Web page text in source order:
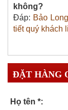
không?
Đáp: Bảo
tiết quý khách
ĐẶT HÀNG
Họ tên *: